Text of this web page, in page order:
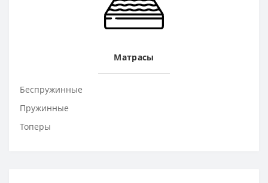
Матрасы
Беспружинные
Пружинные
Топеры